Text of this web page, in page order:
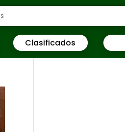
Clasificados